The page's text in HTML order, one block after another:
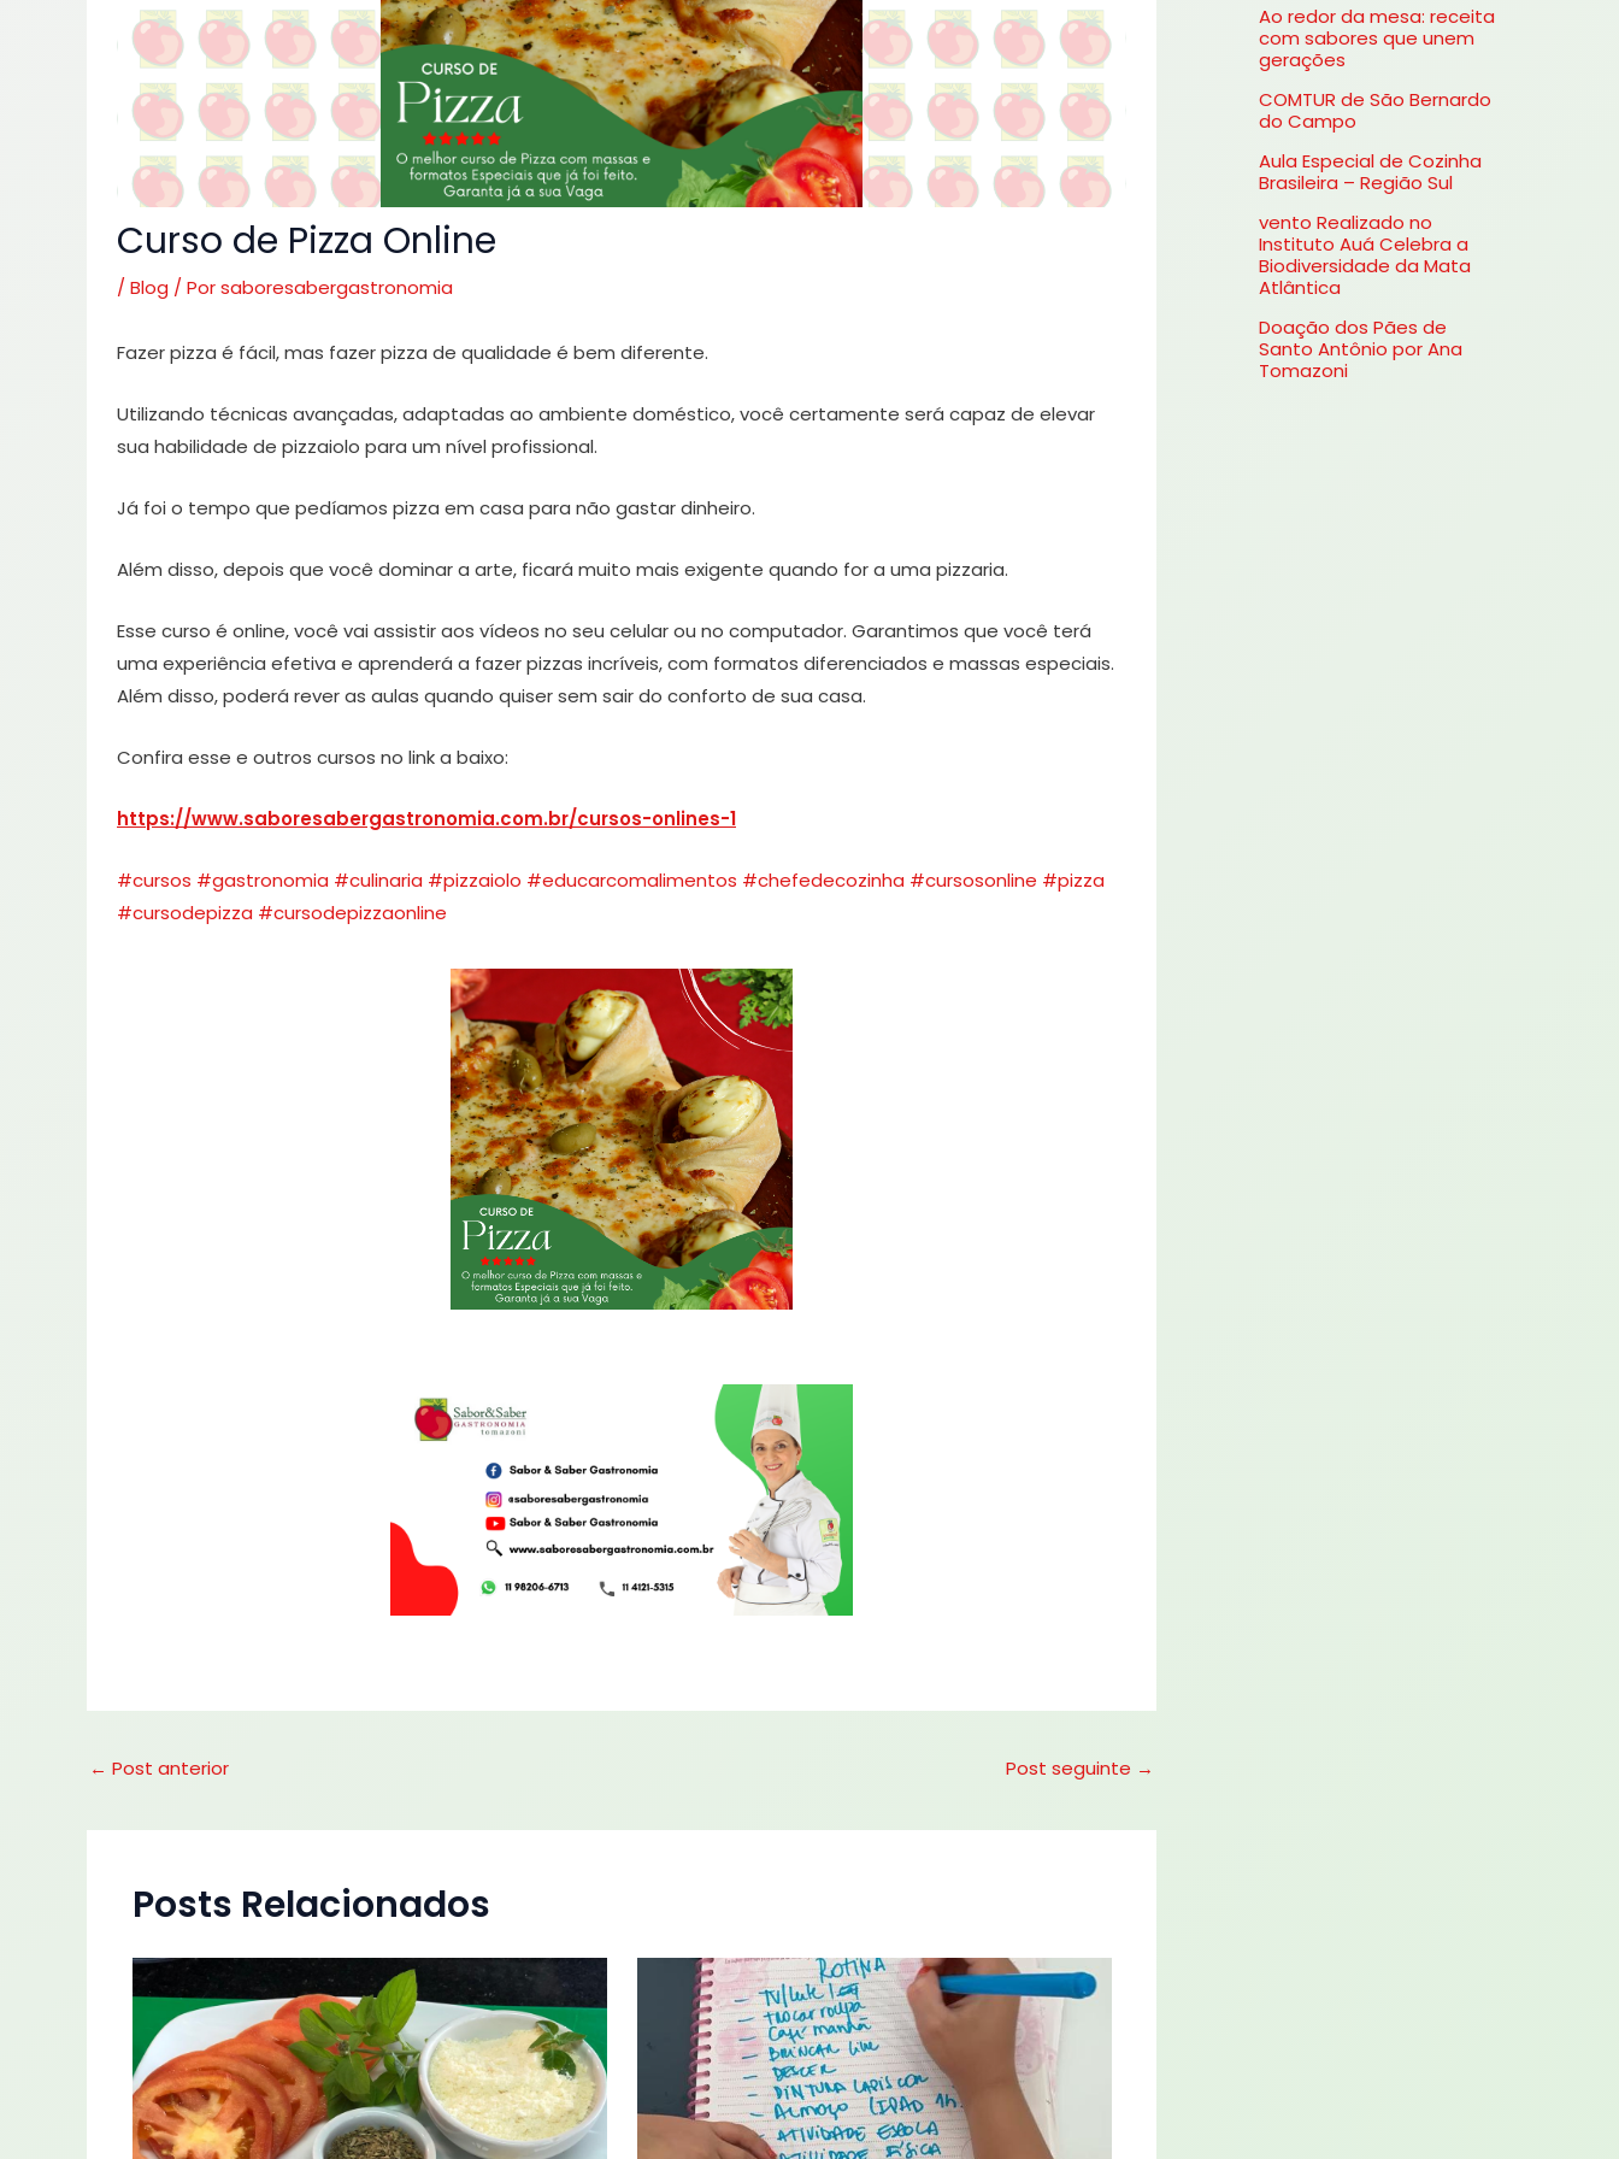
Curso de Pizza Online
/ Blog / Porsaboresabergastronomia
Fazer pizza é fácil, mas fazer pizza de qualidade é bem diferente.
Utilizando técnicas avançadas, adaptadas ao ambiente doméstico, você certamente será capaz de elevar
sua habilidade de pizzaiolo para um nível profissional.
Já foi o tempo que pedíamos pizza em casa para não gastar dinheiro.
Além disso, depois que você dominar a arte, ficará muito mais exigente quando for a uma pizzaria.
Esse curso é online, você vai assistir aos vídeos no seu celular ou no computador. Garantimos que você terá
uma experiência efetiva e aprenderá a fazer pizzas incríveis, com formatos diferenciados e massas especiais.
Além disso, poderá rever as aulas quando quiser sem sair do conforto de sua casa.
Confira esse e outros cursos no link a baixo:
https://www.saboresabergastronomia.com.br/cursos-onlines-1
#cursos #gastronomia #culinaria #pizzaiolo #educarcomalimentos #chefedecozinha #cursosonline #pizza
#cursodepizza #cursodepizzaonline
← Post anterior Post seguinte →
Posts Relacionados
s
a
r
o
:
Ao redor da mesa: receita
com sabores que unem
gerações
COMTUR de São Bernardo
do Campo
Aula Especial de Cozinha
Brasileira – Região Sul
vento Realizado no
Instituto Auá Celebra a
Biodiversidade da Mata
Atlântica
Doação dos Pães de
Santo Antônio por Ana
Tomazoni